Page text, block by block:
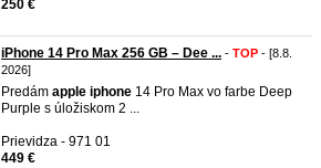
250 €
iPhone 14 Pro Max 256 GB – Dee ... - TOP - [8.8.
2026]
Predám apple iphone 14 Pro Max vo farbe Deep
Purple s úložiskom 2 ...
Prievidza - 971 01
449 €